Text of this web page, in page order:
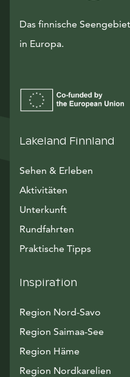
Das finnische
in Europa.
Lakeland Finnland
Sehen & Erleben
Aktivitäten
Unterkunft
Rundfahrten
Praktische Tipps
Inspiration
Region Nord-Savo
Region Saimaa-See
Region Häme
Region Nordkarelien